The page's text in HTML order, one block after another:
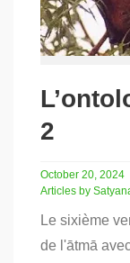
2
October 20, 2024
Articles by
Le sixième
de l'ātmā